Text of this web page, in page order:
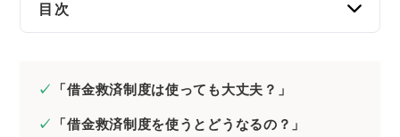
IT・ネット
資金調達
企業法務
目次
1.借金が減額、または免除になる
「借金救済制度は使っても大丈夫？」
「借金救済制度を使うとどうなるの？」